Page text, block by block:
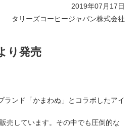
2019年07月17日
タリーズコーヒージャパン株式会社
り発売
ンド「かまわぬ」とコラボしたアイ
売しています。その中でも圧倒的な